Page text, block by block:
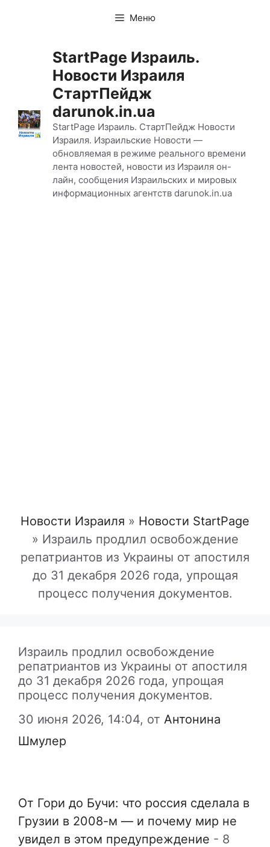
Меню
StartPage Израиль.
Новости Израиля
СтартПейдж
darunok.in.ua
StartPage Израиль. СтартПейдж Новости
Израиля. Израильские Новости —
обновляемая в режиме реального времени
лента новостей, новости из Израиля он-
лайн, сообщения Израильских и мировых
информационных агентств darunok.in.ua
Новости Израиля » Новости StartPage
» Израиль продлил освобождение
репатриантов из Украины от апостиля
до 31 декабря 2026 года, упрощая
процесс получения документов.
Израиль продлил освобождение
репатриантов из Украины от апостиля
до 31 декабря 2026 года, упрощая
процесс получения документов.
30 июня 2026, 14:04, от Антонина
Шмулер
От Гори до Бучи: что россия сделала в
Грузии в 2008-м — и почему мир не
увидел в этом предупреждение - 8